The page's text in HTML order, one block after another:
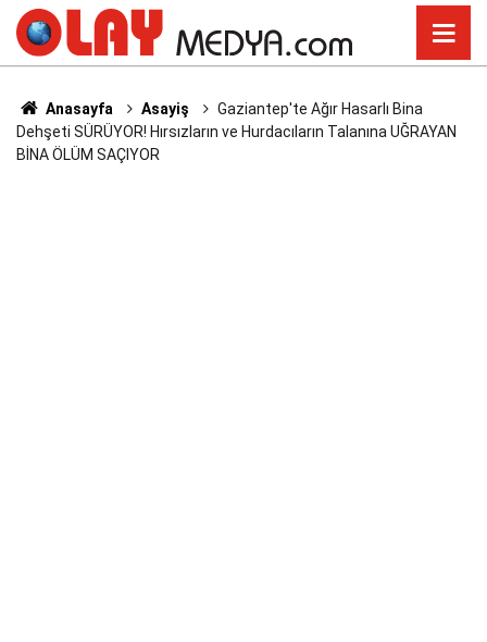
Anasayfa Asayiş
Gaziantep'te Ağır Hasarlı Bina
Dehşeti SÜRÜYOR! Hırsızların ve Hurdacıların Talanına UĞRAYAN
BİNA ÖLÜM SAÇIYOR